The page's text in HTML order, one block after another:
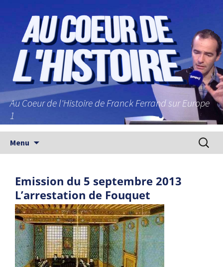
Au Coeur de l'Histoire de Franck Ferrand sur Europe
1
Menu
Emission du 5 septembre 2013
L’arrestation de Fouquet